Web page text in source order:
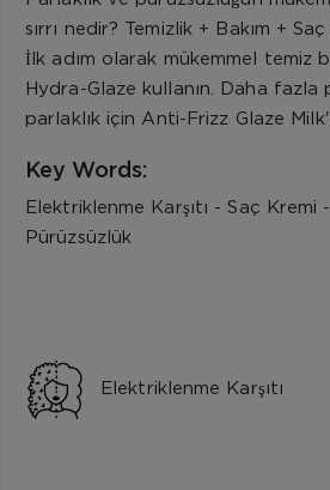
sırrı nedir? Temizlik + Bakım + Saç
İlk adım olarak mükemmel temiz
Hydra-Glaze kullanın. Daha fazla
parlaklık için Anti-Frizz Glaze
Key Words:
Elektriklenme Karşıtı - Saç Kremi
Pürüzsüzlük
Elektriklenme Karşıtı